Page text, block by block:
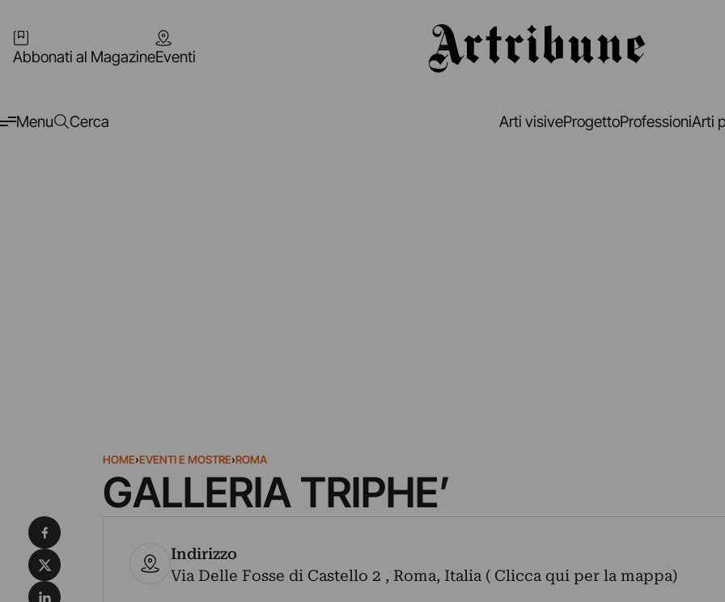
Abbonati al MagazineEventi
Menu Cerca Arti visiveProgettoProfessioniArti
HOME›EVENTI E MOSTRE›ROMA
GALLERIA TRIPHE’
Indirizzo
Via Delle Fosse di Castello 2 , Roma, Italia ( Clicca qui per la mappa)
Condividi su Facebook
Condividi su X
Condividi su LinkedIn